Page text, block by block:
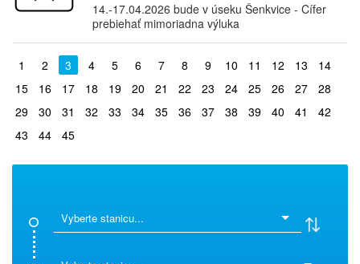
14.-17.04.2026 bude v úseku Šenkvice - Cífer
prebiehať mimoriadna výluka
1 2 3 4 5 6 7 8 9 10 11 12 13
14
15
16 17 18 19 20 21 22 23 24 25 26 27
28
29
30 31 32 33 34 35 36 37 38 39 40 41
42
43
44 45